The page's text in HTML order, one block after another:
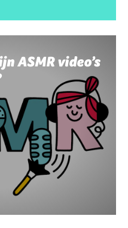
ASMR video’s